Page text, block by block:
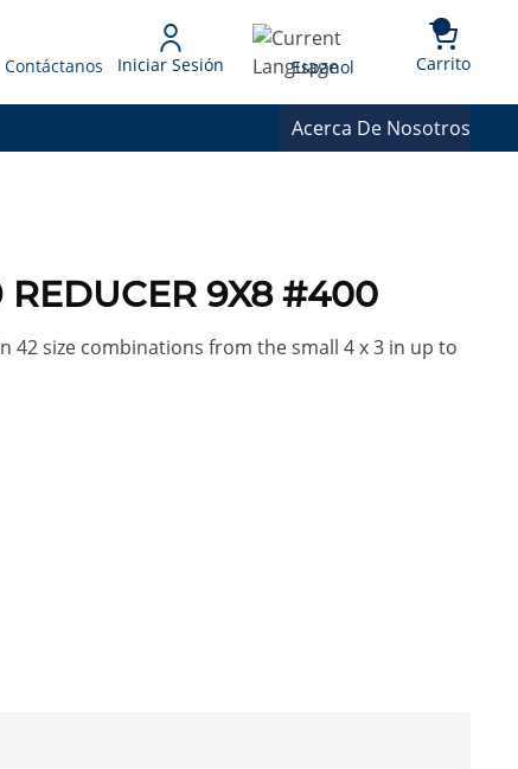
Contáctanos Iniciar Sesión Language
Espanol Carrito{0}
Acerca De Nosotros
REDUCER 9X8 #400
42 size combinations from the small 4 x 3 in up to